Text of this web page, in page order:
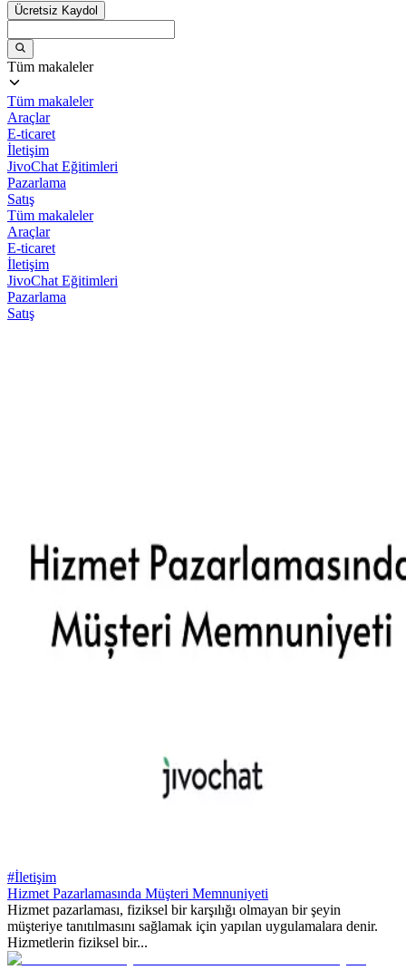
Ücretsiz Kaydol
Tüm makaleler
Tüm makaleler
Araçlar
E-ticaret
İletişim
JivoChat Eğitimleri
Pazarlama
Satış
Tüm makaleler
Araçlar
E-ticaret
İletişim
JivoChat Eğitimleri
Pazarlama
Satış
#İletişim
Hizmet Pazarlamasında Müşteri Memnuniyeti
Hizmet pazarlaması, fiziksel bir karşılığı olmayan bir şeyin
müşteriye tanıtılmasını sağlamak için yapılan uygulamalara denir.
Hizmetlerin fiziksel bir...